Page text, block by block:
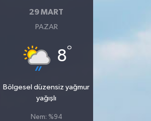
29 MART
PAZAR
8°
Bölgesel düzensiz yağmur
yağışlı
Nem: %94